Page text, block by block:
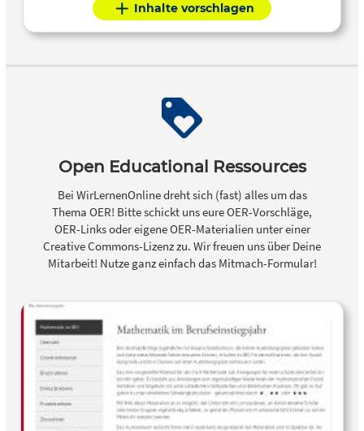
Inhalte vorschlagen
Open Educational Ressources
Bei WirLernenOnline dreht sich (fast) alles um das
Thema OER! Bitte schickt uns eure OER-Vorschläge,
OER-Links oder eigene OER-Materialien unter einer
Creative Commons-Lizenz zu. Wir freuen uns über Deine
Mitarbeit! Nutze ganz einfach das Mitmach-Formular!